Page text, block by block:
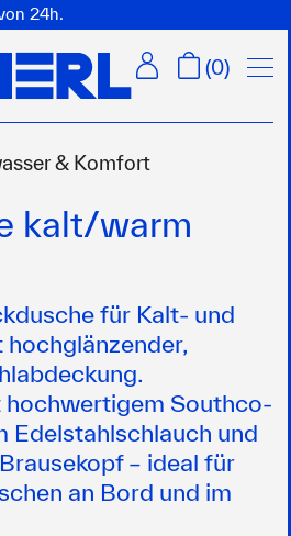
24h.
(0)
& Komfort
kalt/warm
für Kalt- und
Southco-
Edelstahlschlauch und
– ideal für
an Bord und im